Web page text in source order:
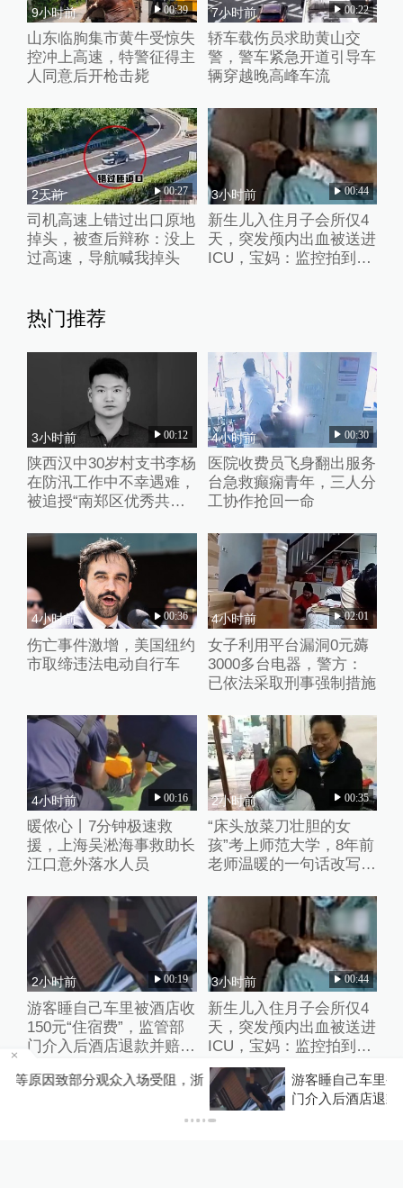
9小时前 00:39
山东临朐集市黄牛受惊失
控冲上高速，特警征得主
人同意后开枪击毙
7小时前 00:22
轿车载伤员求助黄山交
警，警车紧急开道引导车
辆穿越晚高峰车流
2天前 00:27
司机高速上错过出口原地
掉头，被查后辩称：没上
过高速，导航喊我掉头
3小时前 00:44
新生儿入住月子会所仅4
天，突发颅内出血被送进
ICU，宝妈：监控拍到护
热门推荐
3小时前 00:12
陕西汉中30岁村支书李杨
在防汛工作中不幸遇难，
被追授“南郑区优秀共产
4小时前 00:30
医院收费员飞身翻出服务
台急救癫痫青年，三人分
工协作抢回一命
4小时前 00:36
伤亡事件激增，美国纽约
市取缔违法电动自行车
4小时前 02:01
女子利用平台漏洞0元薅
3000多台电器，警方：
已依法采取刑事强制措施
4小时前 00:16
暖侬心丨7分钟极速救
援，上海吴淞海事救助长
江口意外落水人员
2小时前 00:35
“床头放菜刀壮胆的女
孩”考上师范大学，8年前
老师温暖的一句话改写了
2小时前 00:19
游客睡自己车里被酒店收
150元“住宿费”，监管部
门介入后酒店退款并赔偿
3小时前 00:44
新生儿入住月子会所仅4
天，突发颅内出血被送进
ICU，宝妈：监控拍到护
理人员扇婴儿耳光
游客睡自己车里被酒店收150元“住宿费”，监管部
门介入后酒店退款并赔偿1000元